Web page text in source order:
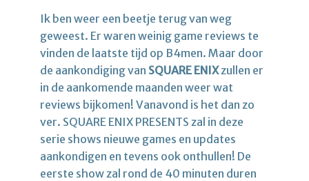
Ik ben weer een beetje terug van weg
geweest. Er waren weinig game reviews te
vinden de laatste tijd op B4men. Maar door
de aankondiging van SQUARE ENIXzullen er
in de aankomende maanden weer wat
reviews bijkomen! Vanavond is het dan zo
ver. SQUARE ENIX PRESENTS zal in deze
serie shows nieuwe games en updates
aankondigen en tevens ook onthullen! De
eerste show zal rond de 40 minuten duren